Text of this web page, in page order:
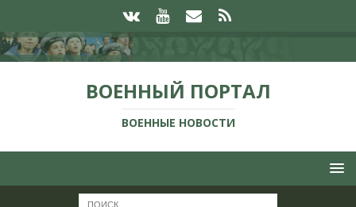
ВОЕННЫЙ ПОРТАЛ
ВОЕННЫЕ НОВОСТИ